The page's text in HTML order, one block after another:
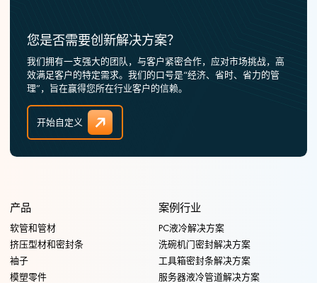
您是否需要创新解决方案？
我们拥有一支强大的团队，与客户紧密合作，应对市场挑战，高
效满足客户的特定需求。我们的口号是“经济、省时、省力的管
理”，旨在赢得您所在行业客户的信赖。
开始自定义
产品
软管和管材
挤压型材和密封条
袖子
模塑零件
案例行业
PC液冷解决方案
洗碗机门密封解决方案
工具箱密封条解决方案
服务器液冷管道解决方案